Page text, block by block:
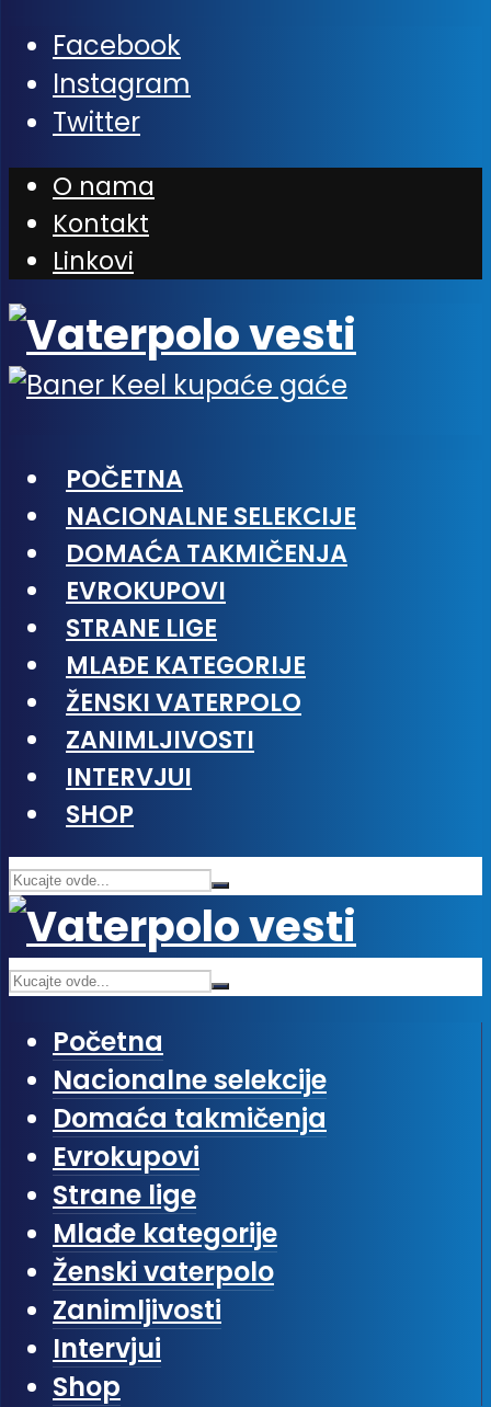
Facebook
Instagram
Twitter
O nama
Kontakt
Linkovi
POČETNA
NACIONALNE SELEKCIJE
DOMAĆA TAKMIČENJA
EVROKUPOVI
STRANE LIGE
MLAĐE KATEGORIJE
ŽENSKI VATERPOLO
ZANIMLJIVOSTI
INTERVJUI
SHOP
Početna
Nacionalne selekcije
Domaća takmičenja
Evrokupovi
Strane lige
Mlađe kategorije
Ženski vaterpolo
Zanimljivosti
Intervjui
Shop